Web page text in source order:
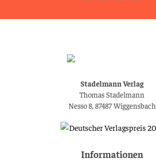
Stadelmann Verlag
Thomas Stadelmann
Nesso 8, 87487 Wiggensbach
Informationen